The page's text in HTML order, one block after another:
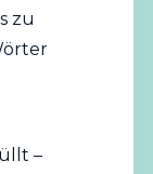
zu
–